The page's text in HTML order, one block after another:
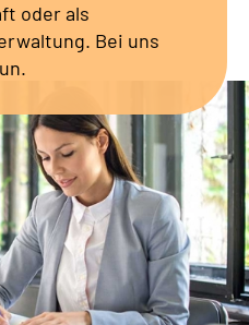
oder als
Bei uns